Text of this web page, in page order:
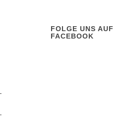
FOLGE UNS AUF
FACEBOOK